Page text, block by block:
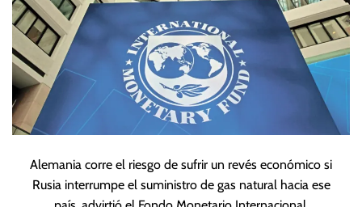
Alemania corre el riesgo de sufrir un revés económico si
Rusia interrumpe el suministro de gas natural hacia ese